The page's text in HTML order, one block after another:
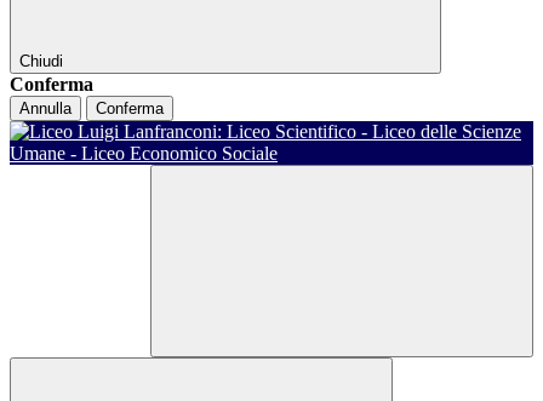
Chiudi
Conferma
Annulla Conferma